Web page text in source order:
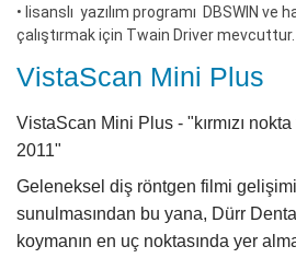
• lisanslı yazılım programı DBSWIN ve
çalıştırmak için Twain Driver mevcuttur.
VistaScan Mini Plus
VistaScan Mini Plus - "kırmızı
2011"
Geleneksel diş röntgen filmi
sunulmasından bu yana, Dürr
koymanın en uç noktasında yer